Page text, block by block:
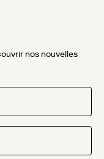
nos nouvelles